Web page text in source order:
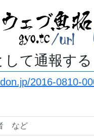
して通報する
2016-0810-